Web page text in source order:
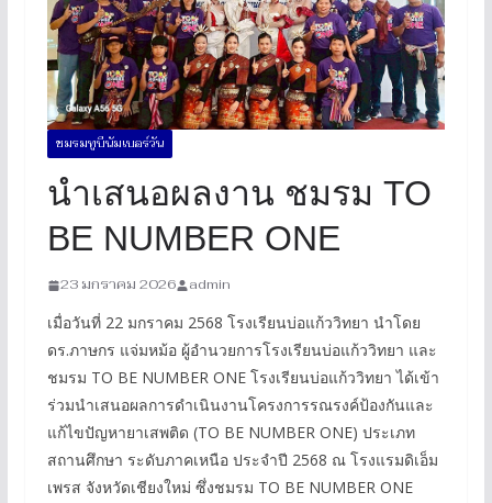
ชมรมทูบีนัมเบอร์วัน
นำเสนอผลงาน ชมรม TO
BE NUMBER ONE
23 มกราคม 2026 admin
เมื่อวันที่ 22 มกราคม 2568 โรงเรียนบ่อแก้ววิทยา นำโดย
ดร.ภาษกร แจ่มหม้อ ผู้อำนวยการโรงเรียนบ่อแก้ววิทยา และ
ชมรม TO BE NUMBER ONE โรงเรียนบ่อแก้ววิทยา ได้เข้า
ร่วมนำเสนอผลการดำเนินงานโครงการรณรงค์ป้องกันและ
แก้ไขปัญหายาเสพติด (TO BE NUMBER ONE) ประเภท
สถานศึกษา ระดับภาคเหนือ ประจำปี 2568 ณ โรงแรมดิเอ็ม
เพรส จังหวัดเชียงใหม่ ซึ่งชมรม TO BE NUMBER ONE